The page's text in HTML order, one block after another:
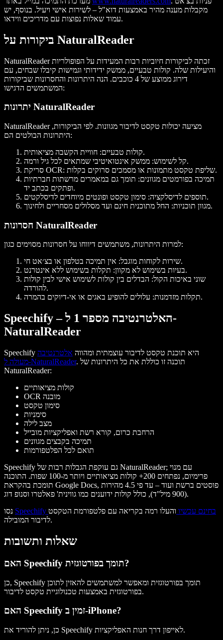
מקבלות מענה מהיר באמצעות דוא"ל – לשירות אישי ויעיל. בנוסף, יש
עמוד שאלות נפוצות עם מדריכים ווידאו.
ביקורות על NaturalReader
NaturalReader זכתה לביקורות חיוביות רבות המעידות על הפופולריות
והיעילות שלה. קולות טבעיים, ממשק ידידותי וגמישות קיבלו שבחים, עם
דירוג ממוצע של 4 כוכבים. הנה היתרונות והחסרונות שביקורות
המשתמשים הדגישו:
יתרונות NaturalReader
NaturalReader מציעה יכולות טקסט לדיבור מגוונות. לפי הביקורות,
היתרונות הבולטים הם:
קולות טבעיים: חוויית הקשבה מציאותית.
קל לשימוש: ממשק אינטואיטיבי שמתאים לכל גיל ורמה.
סריקת OCR: שליפת טקסט מתמונות או מסמכים סרוקים בקלות.
תמיכה בפורמטים מגוונים: תומך גם במאמרים מרשתות חברתיות
ופתקים בכתב יד.
תוספים לדיסלקציה: סימון טקסט ופונטים מיוחדים לדיסלקטים.
מגוון תוכניות: החל מתוכנית חינם ועד מסלולים מסחריים ולחינוך.
חסרונות NaturalReader
למרות היתרונות, משתמשים דיווחו על חסרונות מסוימים כגון:
שירות לקוחות מוגבל: אין תמיכה בטלפון או בצ׳אט חי.
בעיות בשימוש לא מקוון: תקלות בשימוש ללא אינטרנט.
שוני באיכות הקול: הבדלים בין קולות לשימוש אישי לבין קולות
להורדה.
תקלות מזדמנות: עלולים להופיע באגים או אי-דיוקים בהמרה.
Speechify – האלטרנטיבה מספר 1 ל-
NaturalReader
Speechify היא תוכנת טקסט לדיבור עוצמתית ומהווה אלטרנטיבה
מעולה ל-NaturalReader. תוכנה זו כוללת את כל היתרונות של
NaturalReader:
קולות מציאותיים
OCR מובנה
סימון טקסט
סימניות
מצב לילה
הרחבת כרום, קורא רשת ואפליקציות מובייל
תמיכה בקבצים מגוונים
תואם לכל הפלטפורמות
Speechify גם עוקפת הגבלות רבות של NaturalReader; עם מנוי
פרימיום, נפתחים 200+ קולות מציאותיים ויותר מ-100 שפות. התוכנה
תומכת בהקראת Google Docs, פוסטים ברשת ועוד – עד פי 4.5 מהירות
(900 מיל"ד), כולל קולות ידוענים כמו גווינית' פאלטרו וסנופ דוג.
Speechify בחינם עכשיו והעלו רמה בקריאה עם פלטפורמת הטקסט
לדיבור המובילה.
שאלות ותשובות
האם Speechify תומך בפורטוגזית?
כן, Speechify תומך בפורטוגזית ומאפשר למשתמשים להאזין לתוכן
בפורטוגזית באמצעות טכנולוגיית טקסט לדיבור.
האם Speechify זמין ב-iPhone?
כן, ניתן להוריד את Speechify לאייפון דרך חנות האפליקציות.